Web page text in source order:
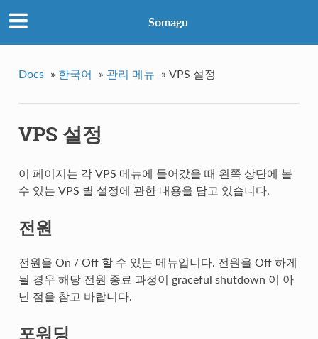
Somagu
Docs » 한국어 » 관리 메뉴 » VPS 설정
VPS 설정
이 페이지는 각 VPS 메뉴에 들어갔을 때 왼쪽 상단에 볼
수 있는 VPS 별 설정에 관한 내용을 담고 있습니다.
전원
전원을 On / Off 할 수 있는 메뉴입니다. 전원을 Off 하게
될 경우 해당 전원 종료 과정이 graceful shutdown 이 아
닌 점을 참고 바랍니다.
포워딩